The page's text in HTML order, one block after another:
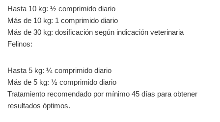
Hasta 10 kg: ½ comprimido diario
Más de 10 kg: 1 comprimido diario
Más de 30 kg: dosificación según indicación veterinaria
Felinos:
Hasta 5 kg: ¼ comprimido diario
Más de 5 kg: ½ comprimido diario
Tratamiento recomendado por mínimo 45 días para obtener
resultados óptimos.